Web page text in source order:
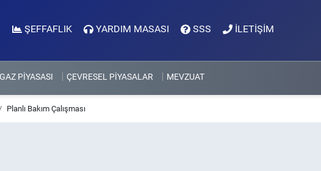
ŞEFFAFLIK YARDIM MASASI SSS İLETİŞİM
PİYASASI ÇEVRESEL PİYASALAR MEVZUAT
Planlı Bakım Çalışması